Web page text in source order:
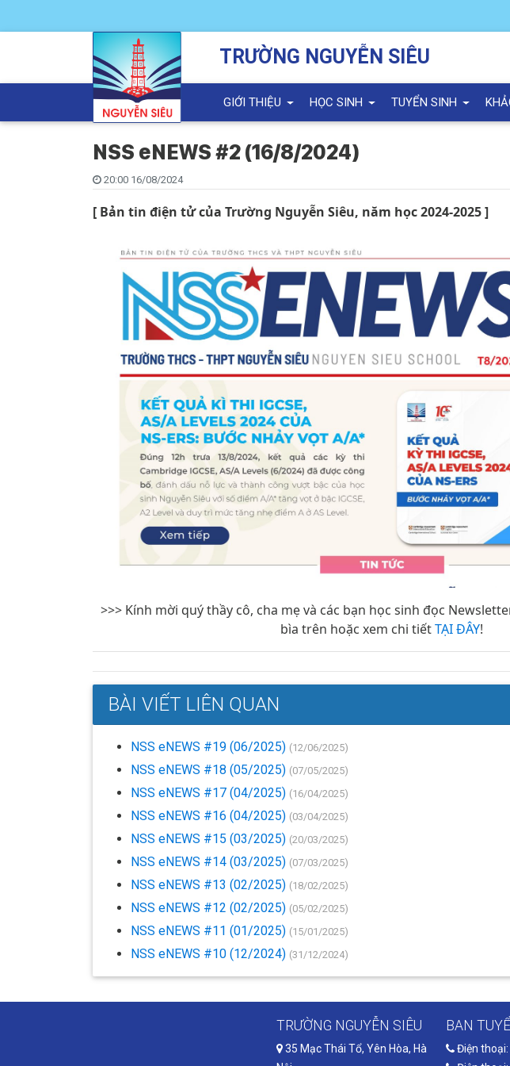
TRƯỜNG NGUYỄN SIÊU
GIỚI THIỆU HỌC SINH TUYỂN SINH
NSS eNEWS #2 (16/8/2024)
20:00 16/08/2024
[ Bản tin điện tử của Trường Nguyễn Siêu, năm học 2024-2025 ]
>>> Kính mời quý thầy cô, cha mẹ và các bạn học sinh đọc
bìa trên hoặc xem chi tiếtTẠI ĐÂY!
BÀI VIẾT LIÊN QUAN
NSS eNEWS #19 (06/2025) (12/06/2025)
NSS eNEWS #18 (05/2025) (07/05/2025)
NSS eNEWS #17 (04/2025) (16/04/2025)
NSS eNEWS #16 (04/2025) (03/04/2025)
NSS eNEWS #15 (03/2025) (20/03/2025)
NSS eNEWS #14 (03/2025) (07/03/2025)
NSS eNEWS #13 (02/2025) (18/02/2025)
NSS eNEWS #12 (02/2025) (05/02/2025)
NSS eNEWS #11 (01/2025) (15/01/2025)
NSS eNEWS #10 (12/2024) (31/12/2024)
TRƯỜNG NGUYỄN SIÊU
35 Mạc Thái Tổ, Yên Hòa, Hà
BAN
Điện thoại: